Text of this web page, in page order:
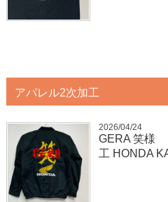
アパレル2次加工
2026/04/24
GERA 笑様
工 HONDA